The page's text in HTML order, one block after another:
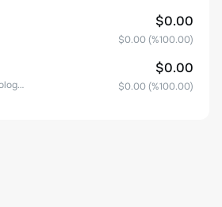
$0.00
$0.00 (%100.00)
Spotify Technology S.A.
$0.00
$0.00 (%100.00)